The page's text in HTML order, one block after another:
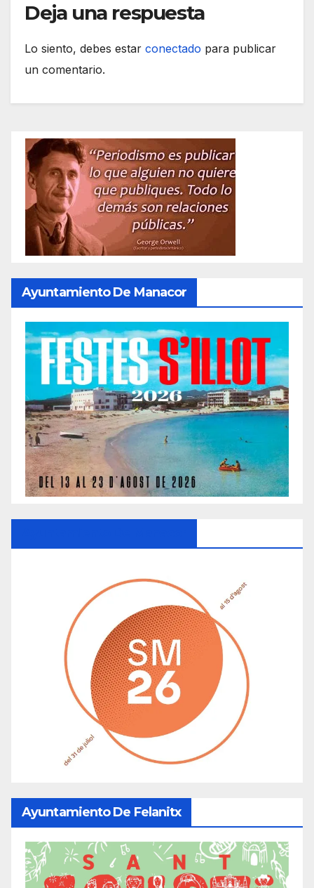
Deja una respuesta
Lo siento, debes estar conectado para publicar
un comentario.
Ayuntamiento De Manacor
Ayuntamiento De Felanitx